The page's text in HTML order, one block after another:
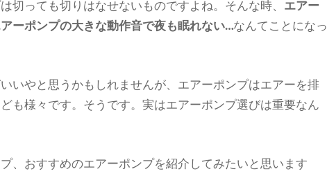
切っても切りはなせないものですよね。 そんな時、 エアー
ーポンプの大きな動作音で夜も眠れない…なんてことになっ
いやと思うかもしれませんが、エアーポンプはエアーを排
も様々です。そうです。実はエアーポンプ選びは重要なん
、おすすめのエアーポンプを紹介してみたいと思います